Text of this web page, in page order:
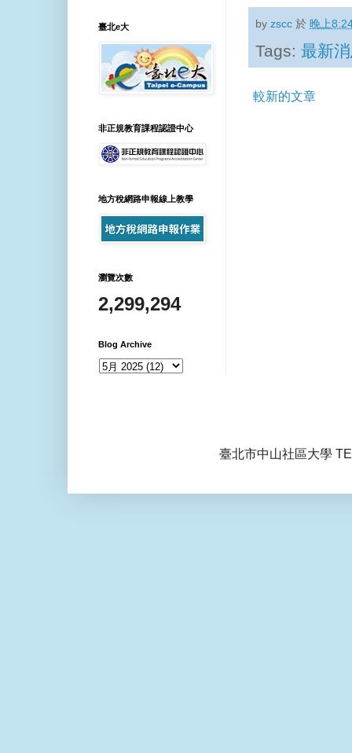
byzscc 於晚上
Tags:最新
較新的文章
臺北e大
非正規教育課程認證中心
地方稅網路申報線上教學
瀏覽次數
2,299,294
Blog Archive
臺北市中山社區大學